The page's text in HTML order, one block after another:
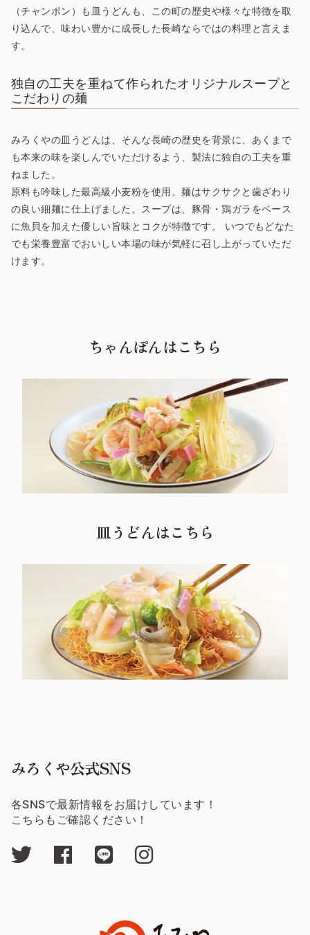
（チャンポン）も皿うどんも、この町の歴史や様々な特徴を取
り込んで、味わい豊かに成長した長崎ならではの料理と言えま
す。
独自の工夫を重ねて作られたオリジナルスープと
こだわりの麺
みろくやの皿うどんは、そんな長崎の歴史を背景に、あくまで
も本来の味を楽しんでいただけるよう、製法に独自の工夫を重
ねました。
原料も吟味した最高級小麦粉を使用。麺はサクサクと歯ざわり
の良い細麺に仕上げました。スープは、豚骨・鶏ガラをベース
に魚貝を加えた優しい旨味とコクが特徴です。 いつでもどなた
でも栄養豊富でおいしい本場の味が気軽に召し上がっていただ
けます。
ちゃんぽんはこちら
皿うどんはこちら
みろくや公式SNS
各SNSで最新情報をお届けしています！
こちらもご確認ください！